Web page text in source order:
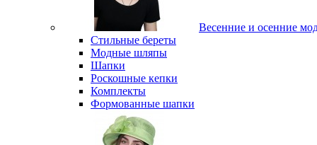
Весенние и осенние
Стильные береты
Модные шляпы
Шапки
Роскошные кепки
Комплекты
Формованные шапки